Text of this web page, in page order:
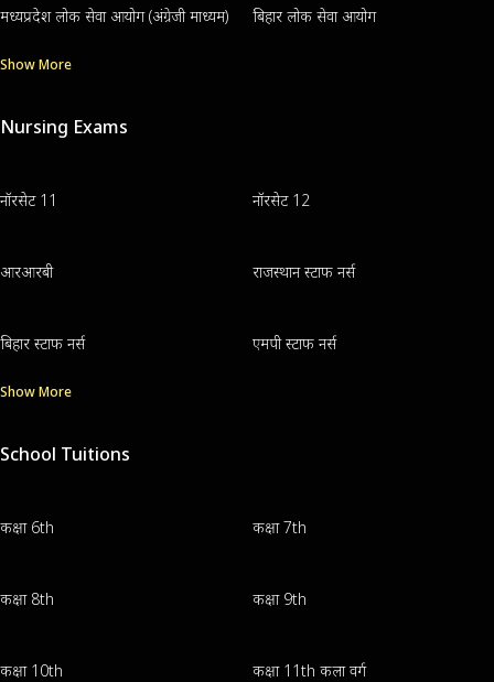
मध्यप्रदेश लोक सेवा आयोग (अंग्रेजी माध्यम) बिहार लोक सेवा आयोग
Show More
Nursing Exams
नॉरसेट 11 नॉरसेट 12
आरआरबी राजस्थान स्टाफ नर्स
बिहार स्टाफ नर्स एमपी स्टाफ नर्स
Show More
School Tuitions
कक्षा 6th कक्षा 7th
कक्षा 8th कक्षा 9th
कक्षा 10th कक्षा 11th कला वर्ग